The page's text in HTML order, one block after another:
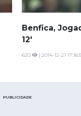
Benfica,
12'
620 | 2014-12-21
PUBLICIDADE